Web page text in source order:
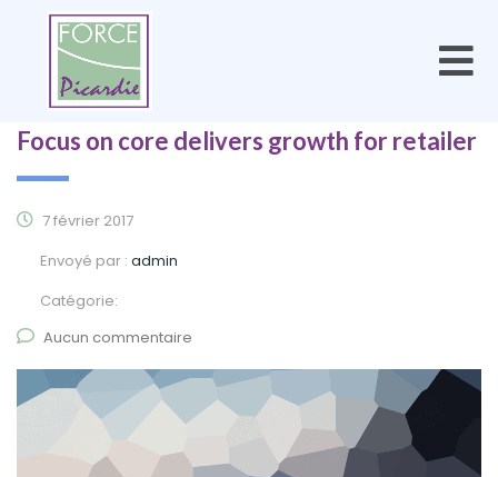
Focus on core delivers growth for retailer
7 février 2017
Envoyé par : admin
Catégorie:
Aucun commentaire